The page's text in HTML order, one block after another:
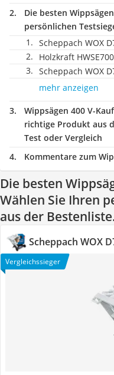
Die besten
persönlichen
Scheppach WOX
Holzkraft
Scheppach WOX
mehr anzeigen
Wippsägen 400 V-
richtige Produkt aus
Test oder Vergleich
Kommentare zum
Die besten
Wählen Sie Ihren
aus der
Scheppach WOX
Vergleichssieger